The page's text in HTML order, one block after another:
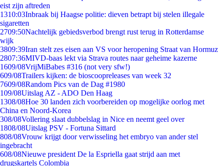
eist zijn aftreden
1310:03Inbraak bij Haagse politie: dieven betrapt bij stelen illegale
sigaretten
2709:50Nachtelijk gebiedsverbod brengt rust terug in Rotterdamse
wijk
3809:39Iran stelt zes eisen aan VS voor heropening Straat van Hormuz
2807:36MIVD-baas lekt via Strava routes naar geheime kazerne
1609/08VrijMiBabes #316 (not very sfw!)
609/08Trailers kijken: de bioscoopreleases van week 32
7609/08Random Pics van de Dag #1980
109/08Uitslag AZ - ADO Den Haag
1308/08Hoe 30 landen zich voorbereiden op mogelijke oorlog met
China en Noord-Korea
308/08Vollering slaat dubbelslag in Nice en neemt geel over
1808/08Uitslag PSV - Fortuna Sittard
808/08Vrouw krijgt door verwisseling het embryo van ander stel
ingebracht
608/08Nieuwe president De la Espriella gaat strijd aan met
drugskartels Colombia